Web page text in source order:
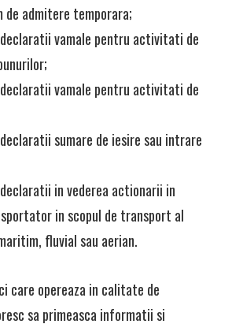
admitere temporara;
vamale pentru activitati de
vamale pentru activitati de
sumare de iesire sau intrare
in vederea actionarii in
in scopul de transport al
fluvial sau aerian.
care opereaza in calitate de
sa primeasca informatii si